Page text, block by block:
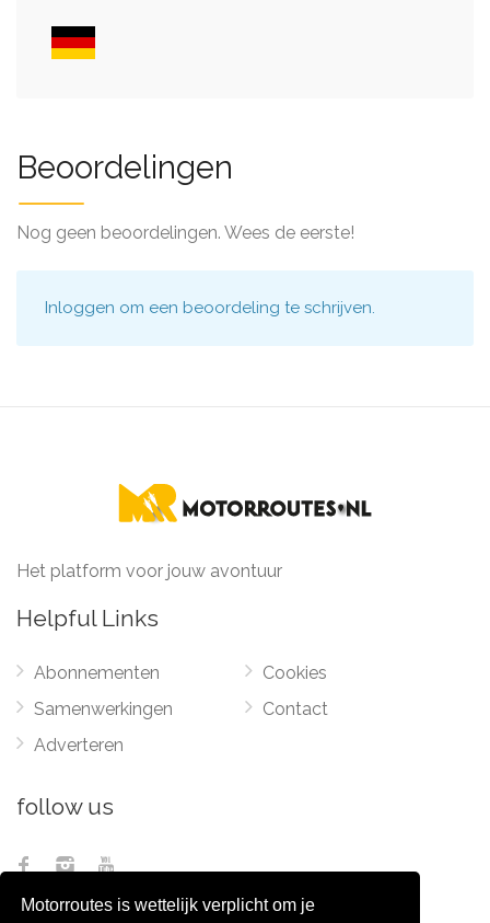
Motorroutes is wettelijk verplicht om je
Beoordelingen
Nog geen beoordelingen. Wees de eerste!
Inloggen om een beoordeling te schrijven.
Het platform voor jouw avontuur
Helpful Links
Abonnementen
Samenwerkingen
Adverteren
Cookies
Contact
follow us